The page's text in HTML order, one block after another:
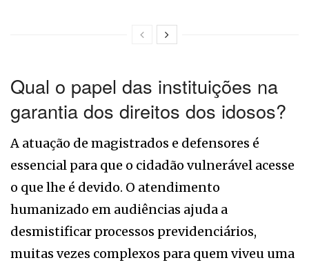
Qual o papel das instituições na
garantia dos direitos dos idosos?
A atuação de magistrados e defensores é
essencial para que o cidadão vulnerável acesse
o que lhe é devido. O atendimento
humanizado em audiências ajuda a
desmistificar processos previdenciários,
muitas vezes complexos para quem viveu uma